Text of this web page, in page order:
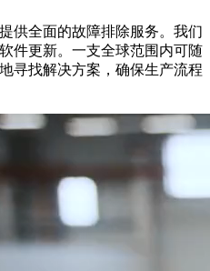
供全面的故障排除服务。我们
件更新。一支全球范围内可随
寻找解决方案，确保生产流程